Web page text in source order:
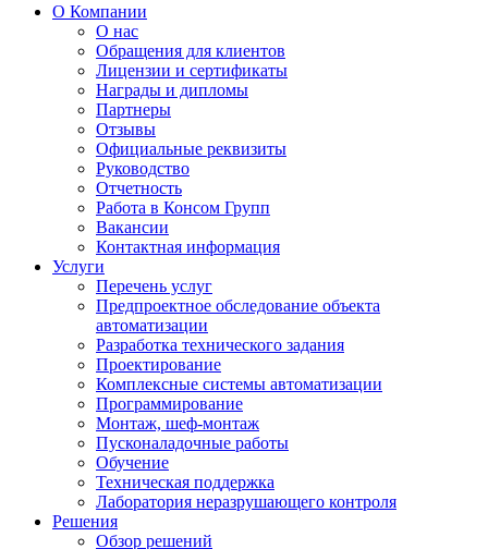
О Компании
О нас
Обращения для клиентов
Лицензии и сертификаты
Награды и дипломы
Партнеры
Отзывы
Официальные реквизиты
Руководство
Отчетность
Работа в Консом Групп
Вакансии
Контактная информация
Услуги
Перечень услуг
Предпроектное обследование объекта
автоматизации
Разработка технического задания
Проектирование
Комплексные системы автоматизации
Программирование
Монтаж, шеф-монтаж
Пусконаладочные работы
Обучение
Техническая поддержка
Лаборатория неразрушающего контроля
Решения
Обзор решений